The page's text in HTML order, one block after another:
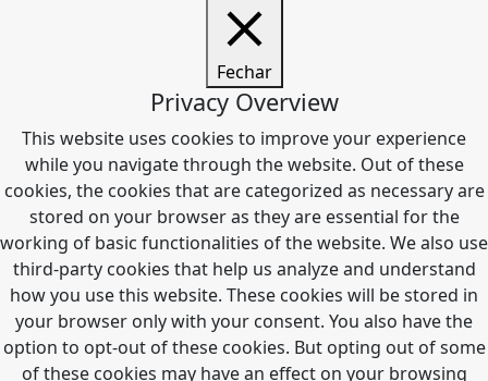
Fechar
Privacy Overview
This website uses cookies to improve your experience
while you navigate through the website. Out of these
cookies, the cookies that are categorized as necessary are
stored on your browser as they are essential for the
working of basic functionalities of the website. We also use
third-party cookies that help us analyze and understand
how you use this website. These cookies will be stored in
your browser only with your consent. You also have the
option to opt-out of these cookies. But opting out of some
of these cookies may have an effect on your browsing